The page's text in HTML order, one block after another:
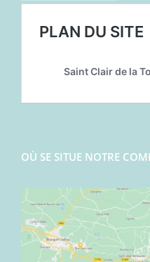
OÙ SE SITUE NOTRE